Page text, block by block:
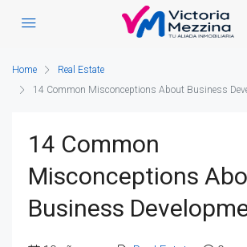
Home
Real Estate
14 Common Misconceptions About Business
14 Common
Misconceptions
Business